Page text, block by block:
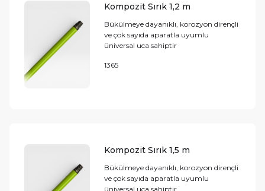
Kompozit Sırık 1,2 m
Bükülmeye dayanıklı, korozyon dirençli
ve çok sayıda aparatla uyumlu
üniversal uca sahiptir
1365
Kompozit Sırık 1,5 m
Bükülmeye dayanıklı, korozyon dirençli
ve çok sayıda aparatla uyumlu
üniversal uca sahiptir